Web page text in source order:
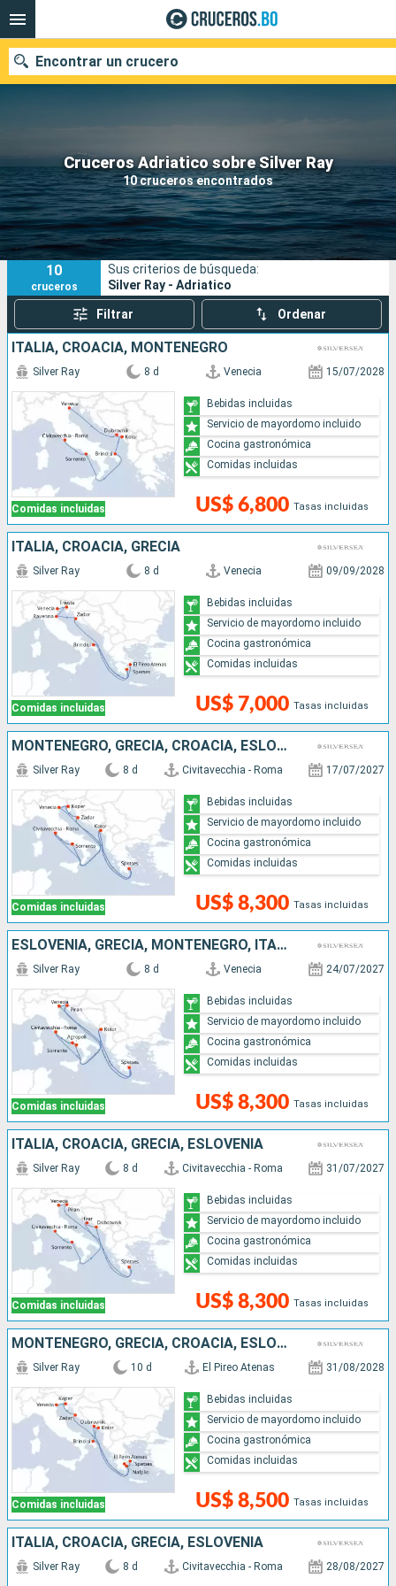
Cruceros Adriatico sobre Silver Ray
10 cruceros encontrados
Encontrar un crucero
Nuestros destinos
Fecha de salida
Puertos Compañías
Buscar
10
cruceros
Sus criterios de búsqueda:
Silver Ray - Adriatico
Filtrar Ordenar
ITALIA, CROACIA, MONTENEGRO
Comidas incluidas
Silver Ray 8 d Venecia 15/07/2028
US$ 6,800 Tasas incluidas
Bebidas incluidas
Servicio de mayordomo incluido
Cocina gastronómica
Comidas incluidas
ITALIA, CROACIA, GRECIA
Comidas incluidas
Silver Ray 8 d Venecia 09/09/2028
US$ 7,000 Tasas incluidas
Bebidas incluidas
Servicio de mayordomo incluido
Cocina gastronómica
Comidas incluidas
MONTENEGRO, GRECIA, CROACIA, ESLOVENIA, ITALIA
Comidas incluidas
Silver Ray 8 d Civitavecchia - Roma 17/07/2027
US$ 8,300 Tasas incluidas
Bebidas incluidas
Servicio de mayordomo incluido
Cocina gastronómica
Comidas incluidas
ESLOVENIA, GRECIA, MONTENEGRO, ITALIA
Comidas incluidas
Silver Ray 8 d Venecia 24/07/2027
US$ 8,300 Tasas incluidas
Bebidas incluidas
Servicio de mayordomo incluido
Cocina gastronómica
Comidas incluidas
ITALIA, CROACIA, GRECIA, ESLOVENIA
Comidas incluidas
Silver Ray 8 d Civitavecchia - Roma 31/07/2027
US$ 8,300 Tasas incluidas
Bebidas incluidas
Servicio de mayordomo incluido
Cocina gastronómica
Comidas incluidas
MONTENEGRO, GRECIA, CROACIA, ESLOVENIA, ITALIA
Comidas incluidas
Silver Ray 10 d El Pireo Atenas 31/08/2028
US$ 8,500 Tasas incluidas
Bebidas incluidas
Servicio de mayordomo incluido
Cocina gastronómica
Comidas incluidas
ITALIA, CROACIA, GRECIA, ESLOVENIA
Silver Ray 8 d Civitavecchia - Roma 28/08/2027